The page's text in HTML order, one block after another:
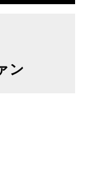
ン